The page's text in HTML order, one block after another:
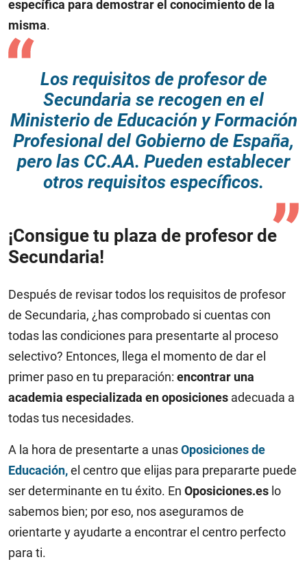
específica para demostrar el conocimiento de la
misma.
Los requisitos de profesor de
Secundaria se recogen en el
Ministerio de Educación y Formación
Profesional del Gobierno de España,
pero las CC.AA. Pueden establecer
otros requisitos específicos.
¡Consigue tu plaza de profesor de
Secundaria!
Después de revisar todos los requisitos de profesor
de Secundaria, ¿has comprobado si cuentas con
todas las condiciones para presentarte al proceso
selectivo? Entonces, llega el momento de dar el
primer paso en tu preparación: encontrar una
academia especializada en oposiciones adecuada a
todas tus necesidades.
A la hora de presentarte a unasOposiciones de
Educación,el centro que elijas para prepararte puede
ser determinante en tu éxito. En Oposiciones.es lo
sabemos bien; por eso, nos aseguramos de
orientarte y ayudarte a encontrar el centro perfecto
para ti.